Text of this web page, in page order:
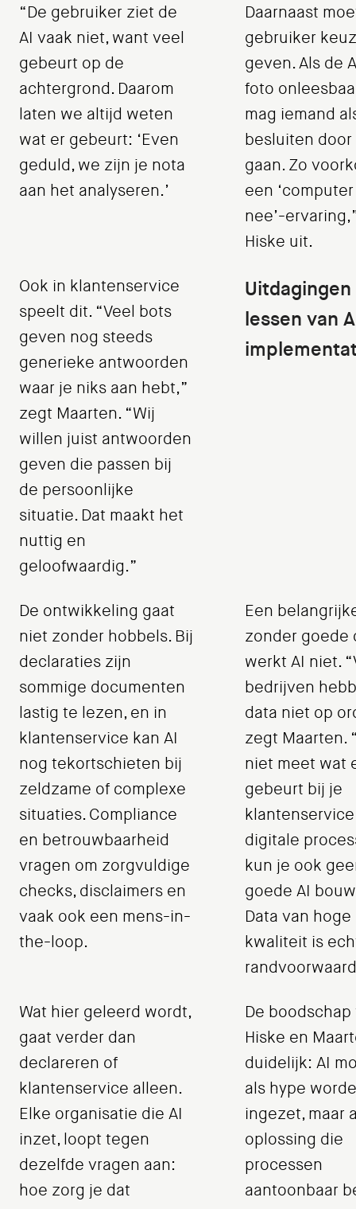
“De gebruiker ziet de
AI vaak niet, want veel
gebeurt op de
achtergrond. Daarom
laten we altijd weten
wat er gebeurt: ‘Even
geduld, we zijn je nota
aan het analyseren.’
Daarnaast
gebruiker
geven. Als de
foto
mag iemand
besluiten door
gaan. Zo
een
nee’-
Hiske uit.
Ook in klantenservice
speelt dit. “Veel bots
geven nog steeds
generieke antwoorden
waar je niks aan hebt,”
zegt Maarten. “Wij
willen juist antwoorden
geven die passen bij
de persoonlijke
situatie. Dat maakt het
nuttig en
geloofwaardig.”
Uitdagingen
lessen van
De ontwikkeling gaat
niet zonder hobbels. Bij
declaraties zijn
sommige documenten
lastig te lezen, en in
klantenservice kan AI
nog tekortschieten bij
zeldzame of complexe
situaties. Compliance
en betrouwbaarheid
vragen om zorgvuldige
checks, disclaimers en
vaak ook een mens-in-
the-loop.
Een
zonder goede
werkt AI niet.
bedrijven
data niet op
zegt Maarten.
niet meet wat
gebeurt bij je
digitale
kun je ook
goede AI
Data van hoge
kwaliteit is
Wat hier geleerd wordt,
gaat verder dan
declareren of
klantenservice alleen.
Elke organisatie die AI
inzet, loopt tegen
dezelfde vragen aan:
hoe zorg je dat
De boodschap
Hiske en
duidelijk: AI
als hype
ingezet, maar
oplossing die
processen
aantoonbaar